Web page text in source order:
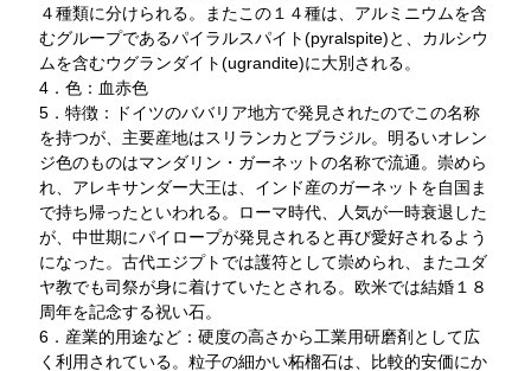
４種類に分けられる。またこの１４種は、アルミニウムを含
むグループであるパイラルスパイト(pyralspite)と、カルシウ
ムを含むウグランダイト(ugrandite)に大別される。
4．色：血赤色
5．特徴：ドイツのババリア地方で発見されたのでこの名称
を持つが、主要産地はスリランカとブラジル。明るいオレン
ジ色のものはマンダリン・ガーネットの名称で流通。崇めら
れ、アレキサンダー大王は、インド産のガーネットを自国ま
で持ち帰ったといわれる。ローマ時代、人気が一時衰退した
が、中世期にパイロープが発見されると再び愛好されるよう
になった。古代エジプトでは護符として崇められ、またユダ
ヤ教でも司祭が身に着けていたとされる。欧米では結婚１８
周年を記念する祝い石。
6．産業的用途など：硬度の高さから工業用研磨剤として広
く利用されている。粒子の細かい柘榴石は、比較的安価にか